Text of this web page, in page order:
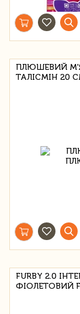
ПЛЮШЕВИЙ
ТАЛІСМІН 20
FURBY 2.0
ФІОЛЕТОВИЙ